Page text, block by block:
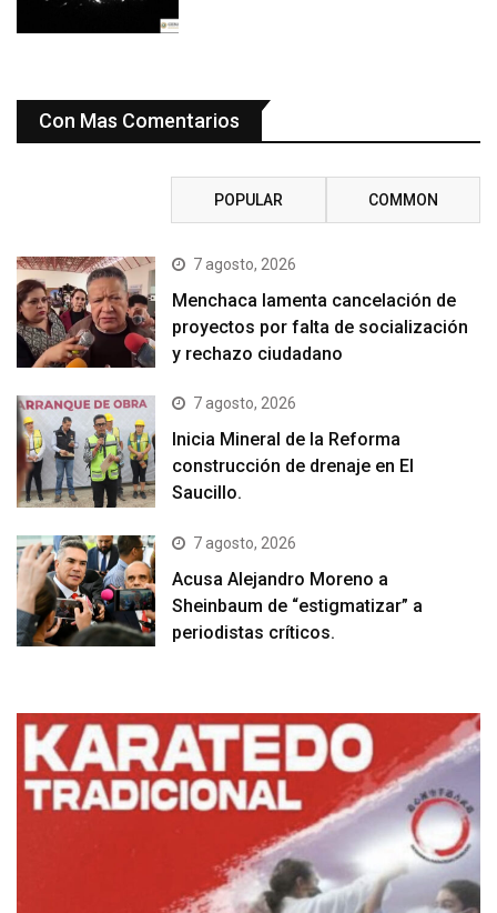
Con Mas Comentarios
POPULAR COMMON
7 agosto, 2026
Menchaca lamenta cancelación de
proyectos por falta de socialización
y rechazo ciudadano
7 agosto, 2026
Inicia Mineral de la Reforma
construcción de drenaje en El
Saucillo.
7 agosto, 2026
Acusa Alejandro Moreno a
Sheinbaum de “estigmatizar” a
periodistas críticos.